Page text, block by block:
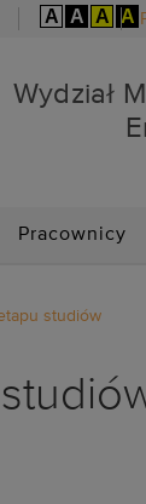
A A A A
Wydział
Pracownicy
studiów